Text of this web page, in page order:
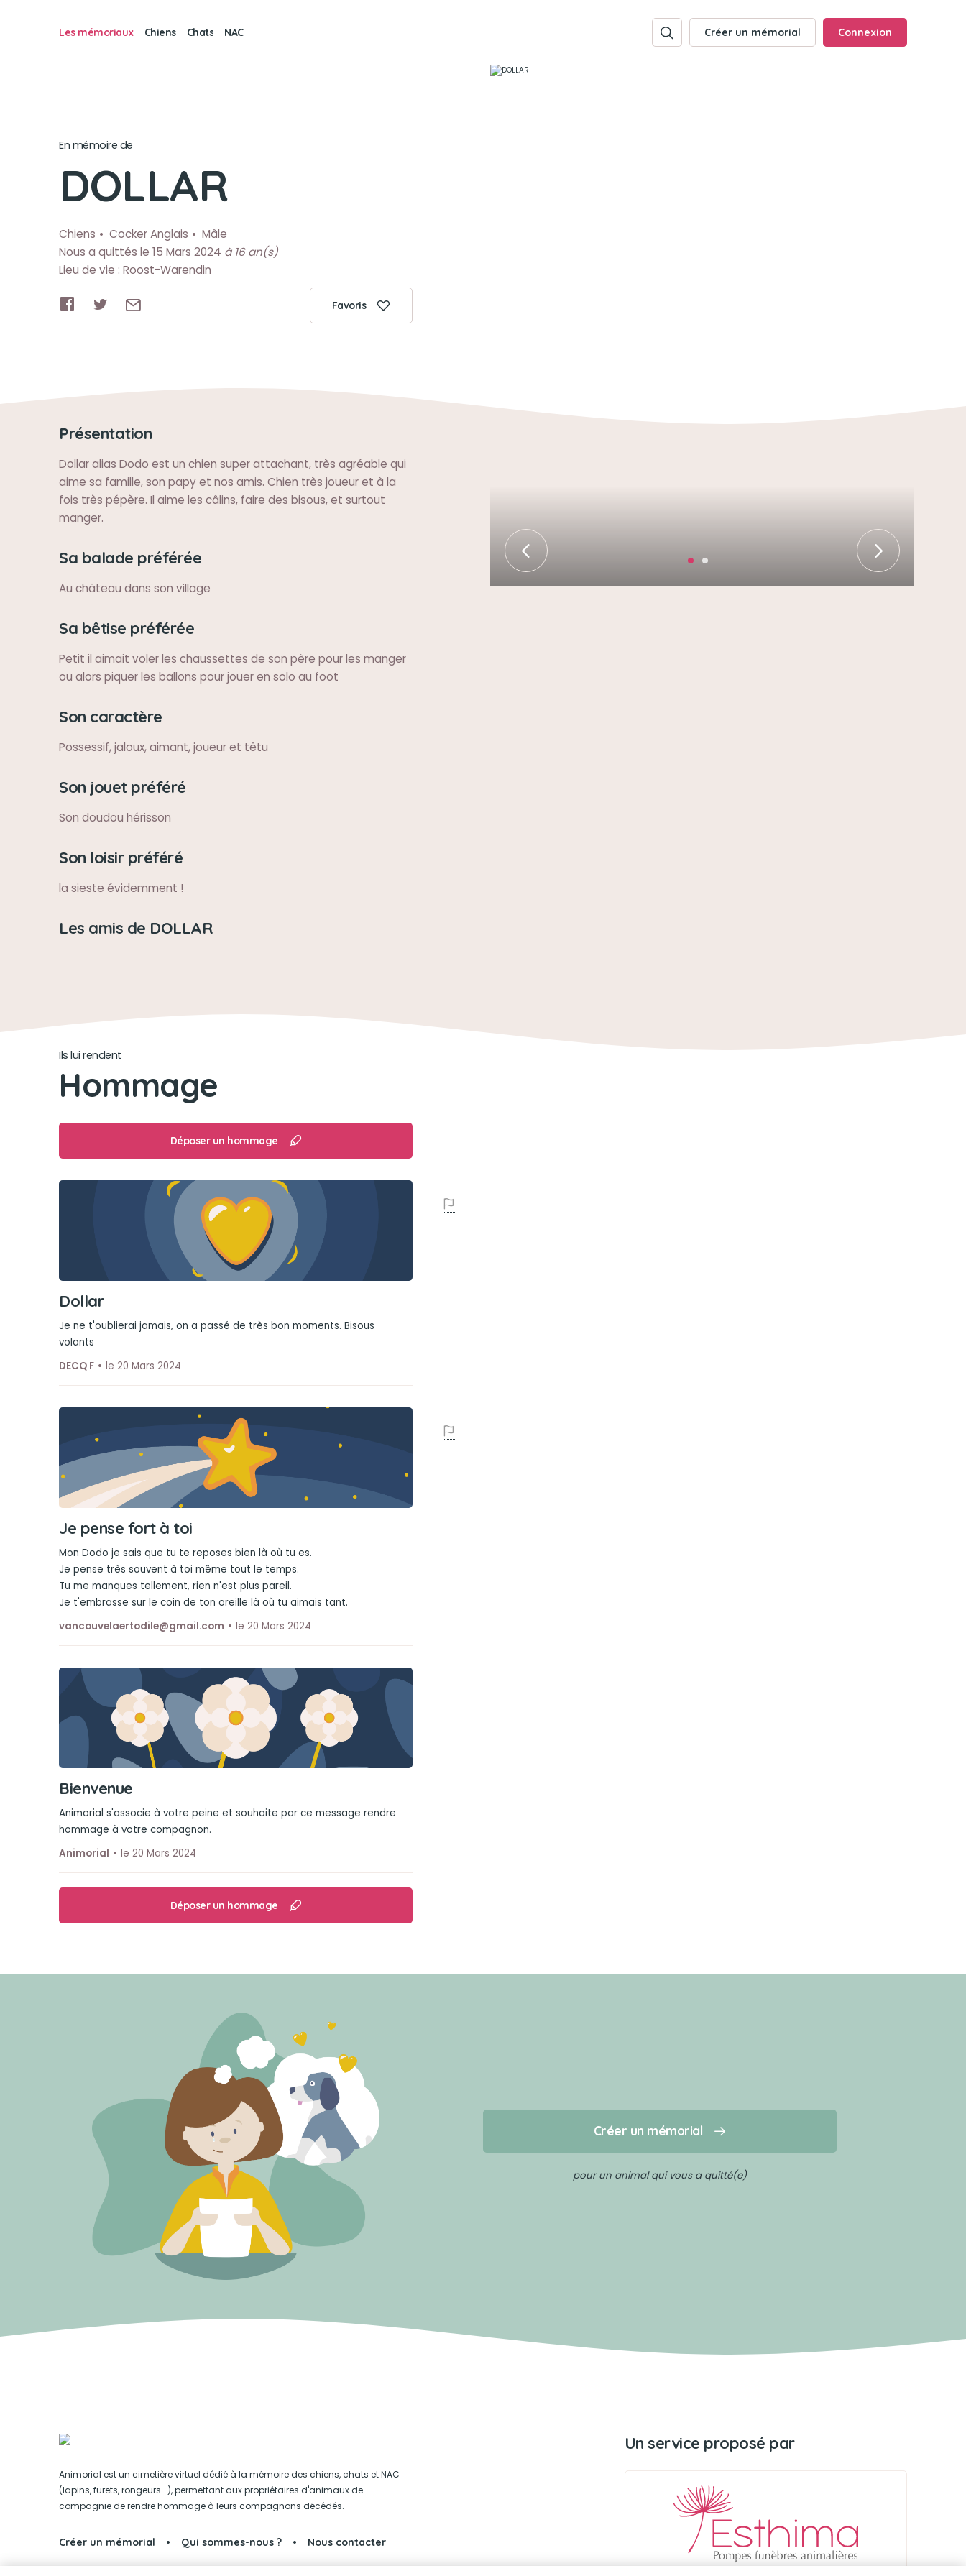
Les mémoriaux Chiens Chats NAC Créer un mémorial Connexion
En mémoire de
DOLLAR
Chiens Cocker Anglais
Mâle
Nous a quittés le 15 Mars 2024 à 16 an(s)
Lieu de vie : Roost-Warendin
Favoris
Présentation
Dollar alias Dodo est un chien super attachant, très agréable qui
aime sa famille, son papy et nos amis. Chien très joueur et à la
fois très pépère. Il aime les câlins, faire des bisous, et surtout
manger.
Sa balade préférée
Au château dans son village
Sa bêtise préférée
Petit il aimait voler les chaussettes de son père pour les manger
ou alors piquer les ballons pour jouer en solo au foot
Son caractère
Possessif, jaloux, aimant, joueur et têtu
Son jouet préféré
Son doudou hérisson
Son loisir préféré
la sieste évidemment !
Les amis de DOLLAR
Ils lui rendent
Hommage
Déposer un hommage
Dollar
Je ne t'oublierai jamais, on a passé de très bon moments. Bisous
volants
DECQ F
le 20 Mars 2024
Je pense fort à toi
Mon Dodo je sais que tu te reposes bien là où tu es.
Je pense très souvent à toi même tout le temps.
Tu me manques tellement, rien n'est plus pareil.
Je t'embrasse sur le coin de ton oreille là où tu aimais tant.
vancouvelaertodile@gmail.com
le 20 Mars 2024
Bienvenue
Animorial s'associe à votre peine et souhaite par ce message rendre
hommage à votre compagnon.
Animorial
le 20 Mars 2024
Déposer un hommage
Créer un mémorial
pour un animal qui vous a quitté(e)
Animorial est un cimetière virtuel dédié à la mémoire des chiens, chats et NAC
(lapins, furets, rongeurs...), permettant aux propriétaires d'animaux de
compagnie de rendre hommage à leurs compagnons décédés.
Créer un mémorial Qui sommes-nous ? Nous contacter
Un service proposé par